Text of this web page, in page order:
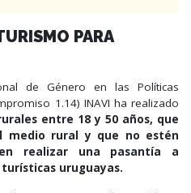
PARA
de Género en las Políticas
1.14) INAVI ha realizado
entre 18 y 50 años, que
medio rural y que no estén
realizar una pasantía a
uruguayas.